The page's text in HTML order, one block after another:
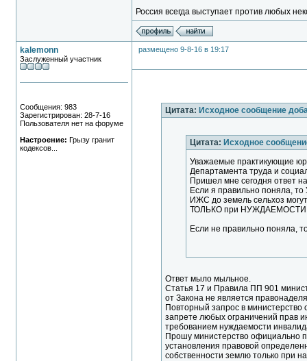
Россия всегда выступает против любых
kalemonn
Заслуженный участник
Сообщения: 983
Зарегистрирован: 28-7-16
Пользователя нет на форуме
Настроение: Грызу гранит
кодексов...
размещено 9-8-16 в 19:17
Цитата: Исходное сообщение
Цитата: Исходное
Уважаемые практикующие
Департамента труда и
Пришел мне сегодня ответ
Если я правильно
ИЖС до земель сельхоз
ТОЛЬКО при НУЖДАЕМОСТИ
Если не правильно поняла,
Ответ мыло мыльное.
Статья 17 и Правила ПП 901
от Закона не является
Повторный запрос в
запрете любых ограничений прав
требованием нуждаемости
Прошу министерство официально
установления правовой
собственности землю только при